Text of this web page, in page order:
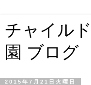
チャイル
園 ブログ
2015年7月21日火曜日